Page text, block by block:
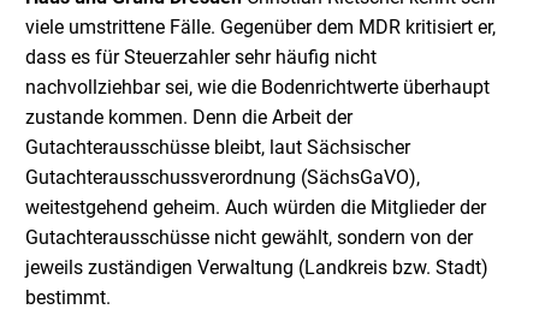
viele umstrittene Fälle. Gegenüber dem MDR kritisiert er,
dass es für Steuerzahler sehr häufig nicht
nachvollziehbar sei, wie die Bodenrichtwerte überhaupt
zustande kommen. Denn die Arbeit der
Gutachterausschüsse bleibt, laut Sächsischer
Gutachterausschussverordnung (SächsGaVO),
weitestgehend geheim. Auch würden die Mitglieder der
Gutachterausschüsse nicht gewählt, sondern von der
jeweils zuständigen Verwaltung (Landkreis bzw. Stadt)
bestimmt.